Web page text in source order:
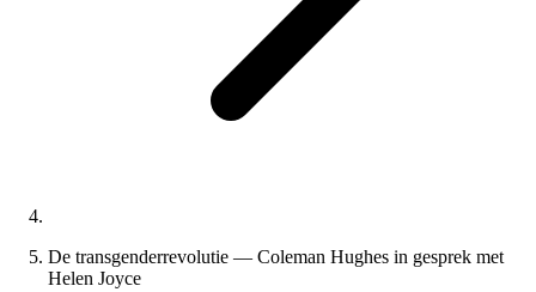
De transgenderrevolutie — Coleman Hughes in gesprek met
Helen Joyce